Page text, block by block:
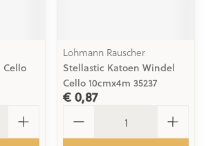
Cello
Lohmann Rauscher
Stellastic Katoen Windel
Cello 10cmx4m 35237
€ 0,87